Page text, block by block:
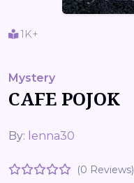
1K+
Mystery
CAFE POJOK
By: lenna30
(0 Reviews)